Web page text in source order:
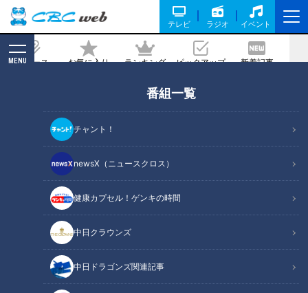
テレビ ラジオ イベント
ニュース お気に入り ランキング ピックアップ 新着記事
MENU
番組一覧
チャント！
newsX（ニュースクロス）
健康カプセル！ゲンキの時間
中日クラウンズ
中日ドラゴンズ関連記事
東京と静岡を結ぶ古道「矢倉沢往還」か
ら歴史を紐解く旅
2025/06/25 06:03